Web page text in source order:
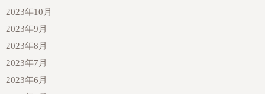
2023年10月
2023年9月
2023年8月
2023年7月
2023年6月